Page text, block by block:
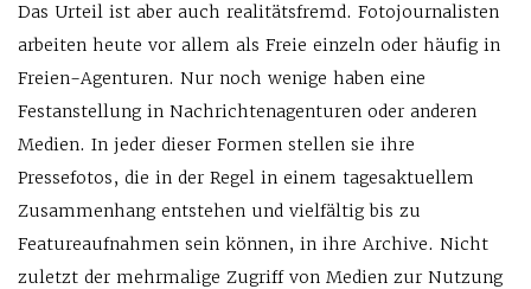
Das Urteil ist aber auch realitätsfremd. Fotojournalisten
arbeiten heute vor allem als Freie einzeln oder häufig in
Freien-Agenturen. Nur noch wenige haben eine
Festanstellung in Nachrichtenagenturen oder anderen
Medien. In jeder dieser Formen stellen sie ihre
Pressefotos, die in der Regel in einem tagesaktuellem
Zusammenhang entstehen und vielfältig bis zu
Featureaufnahmen sein können, in ihre Archive. Nicht
zuletzt der mehrmalige Zugriff von Medien zur Nutzung